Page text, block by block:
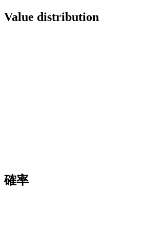
Value distribution
確率